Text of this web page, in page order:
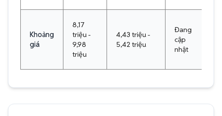
Khoảng
giá
8,17
triệu -
9,98
triệu
4,43 triệu -
5,42 triệu
Đang
cập
nhật